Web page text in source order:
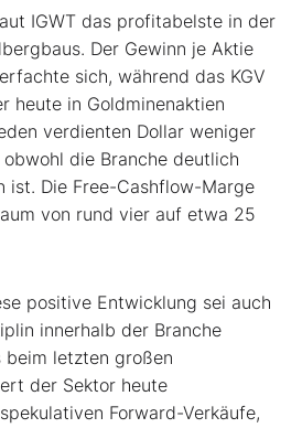
IGWT das profitabelste in der
Der Gewinn je Aktie
sich, während das KGV
heute in Goldminenaktien
verdienten Dollar weniger
die Branche deutlich
ist. Die Free-Cashflow-Marge
von rund vier auf etwa 25
positive Entwicklung sei auch
innerhalb der Branche
beim letzten großen
der Sektor heute
Forward-Verkäufe,